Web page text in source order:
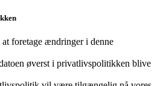
foretage ændringer i denne
øverst i privatlivspolitikken blive